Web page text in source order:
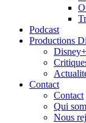
Podcast
Productions
Disney+
Contact
Contact
Qui
Nous